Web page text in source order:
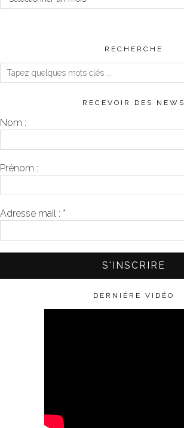
RECHERCHE
RECEVOIR DES NEWS
Nom :
Prénom :
Adresse mail : *
DERNIÈRE VIDÉO